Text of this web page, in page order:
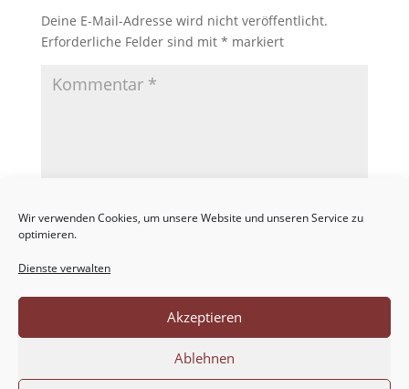
Wir verwenden Cookies, um unsere Website und unseren Service zu
optimieren.
Dienste verwalten
Akzeptieren
Ablehnen
Deine E-Mail-Adresse wird nicht veröffentlicht.
Erforderliche Felder sind mit * markiert